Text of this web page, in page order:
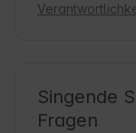
Singende
Fragen